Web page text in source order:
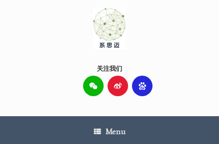
关注我们
Menu